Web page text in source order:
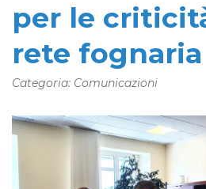
per le
rete fognaria
Categoria: Comunicazioni